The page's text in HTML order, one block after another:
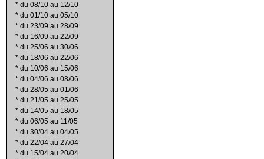
* du 08/10 au 12/10
* du 01/10 au 05/10
* du 23/09 au 28/09
* du 16/09 au 22/09
* du 25/06 au 30/06
* du 18/06 au 22/06
* du 10/06 au 15/06
* du 04/06 au 08/06
* du 28/05 au 01/06
* du 21/05 au 25/05
* du 14/05 au 18/05
* du 06/05 au 11/05
* du 30/04 au 04/05
* du 22/04 au 27/04
* du 15/04 au 20/04